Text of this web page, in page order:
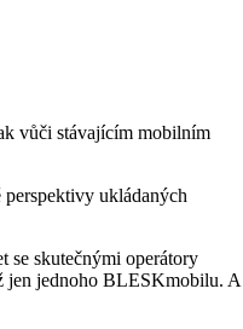
vůči stávajícím mobilním
ukládaných
se skutečnými operátory
jen jednoho BLESKmobilu. A